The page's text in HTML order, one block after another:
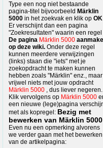
Type een nog niet bestaande
pagina-titel bijvoorbeeld Märklin
5000 in het zoekvak en klik op OK
Er verschijnt dan een pagina
"Zoekresultaten" waarin een regel
De pagina Märklin 5000
op deze wiki. Onder deze regel
kunnen meerdere verwijzingen
(links) staan die "iets" met je
zoekopdracht te maken kunnen
hebben zoals "Märklin" enz., maar
vrijwel niets met jouw opdracht
Märklin 5000 , dus liever negeren.
Klik vervolgens op Märklin 5000
een nieuwe (lege)pagina
met als kopregel: Bezig met
bewerken van Märklin 5000
Even nu een opmerking alvorens
we verder gaan met het bewerken
van de artikelpagina: